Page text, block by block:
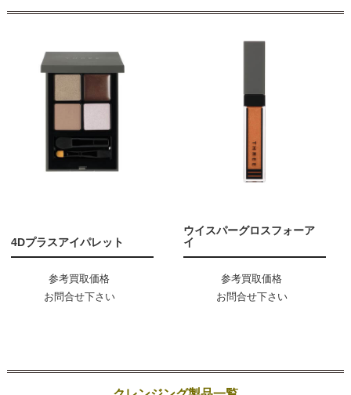
4Dプラスアイパレット
参考買取価格
お問合せ下さい
ウイスパーグロスフォーア
イ
参考買取価格
お問合せ下さい